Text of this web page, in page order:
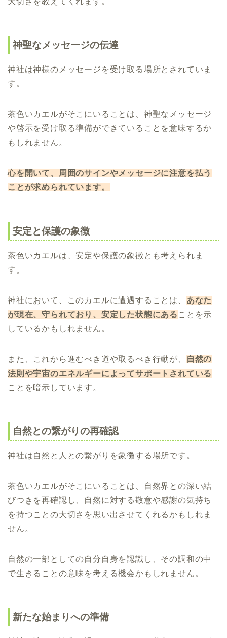
神聖なメッセージの伝達
神社は神様のメッセージを受け取る場所とされていま
す。
茶色いカエルがそこにいることは、神聖なメッセージ
や啓示を受け取る準備ができていることを意味するか
もしれません。
心を開いて、周囲のサインやメッセージに注意を払う
ことが求められています。
安定と保護の象徴
茶色いカエルは、安定や保護の象徴とも考えられま
す。
神社において、このカエルに遭遇することは、 あなた
が現在、守られており、安定した状態にある ことを示
しているかもしれません。
また、これから進むべき道や取るべき行動が、
自然の
法則や宇宙のエネルギーによってサポートされている
ことを暗示しています。
自然との繋がりの再確認
神社は自然と人との繋がりを象徴する場所です。
茶色いカエルがそこにいることは、自然界との深い結
びつきを再確認し、自然に対する敬意や感謝の気持ち
を持つことの大切さを思い出させてくれるかもしれま
せん。
自然の一部としての自分自身を認識し、その調和の中
で生きることの意味を考える機会かもしれません。
新たな始まりへの準備